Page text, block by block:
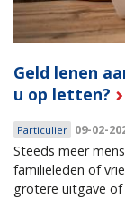
Geld lenen
u op letten?
Particulier 09-02-
Steeds meer
familieleden of
grotere uitgave of